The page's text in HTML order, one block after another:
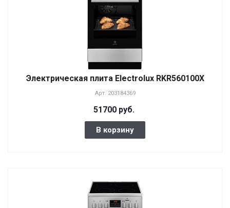
Электрическая плита Electrolux RKR560100X
Арт. 203184369
51700 руб.
В корзину